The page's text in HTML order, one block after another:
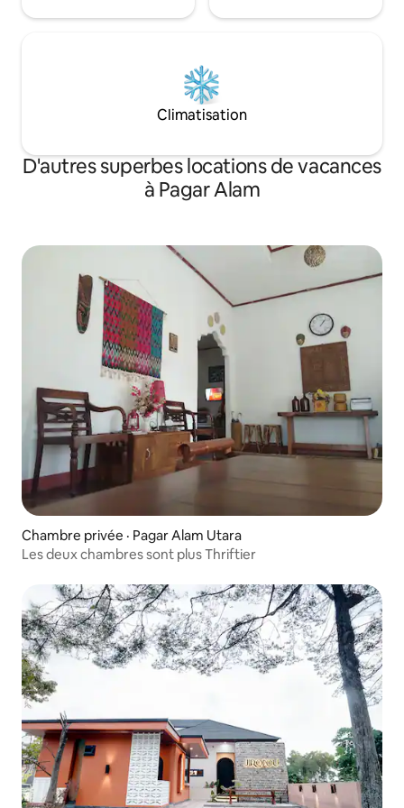
Climatisation
D'autres superbes locations de vacances
à Pagar Alam
Chambre privée · Pagar Alam Utara
Les deux chambres sont plus Thriftier